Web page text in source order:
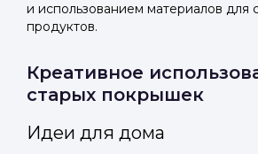
и использованием материалов для
продуктов.
Креативное
старых покрышек
Идеи для дома